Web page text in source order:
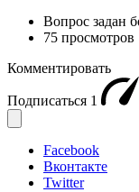
Вопрос задан
75 просмотров
Комментировать
Подписаться 1
Facebook
Вконтакте
Twitter